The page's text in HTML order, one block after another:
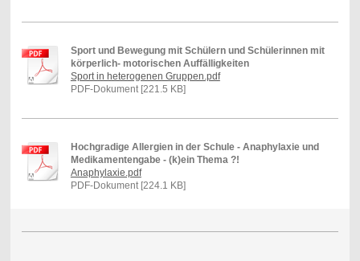
Sport und Bewegung mit Schülern und Schülerinnen mit
körperlich- motorischen Auffälligkeiten
Sport in heterogenen Gruppen.pdf
PDF-Dokument [221.5 KB]
Hochgradige Allergien in der Schule - Anaphylaxie und
Medikamentengabe - (k)ein Thema ?!
Anaphylaxie.pdf
PDF-Dokument [224.1 KB]